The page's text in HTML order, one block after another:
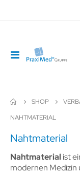
Navigation
umschalten
SHOP
NAHTMATERIAL
Nahtmaterial
Nahtmaterial ist
modernen Medizin